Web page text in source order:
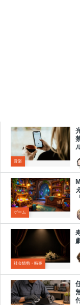
音楽
ゲーム
社会情勢・時事